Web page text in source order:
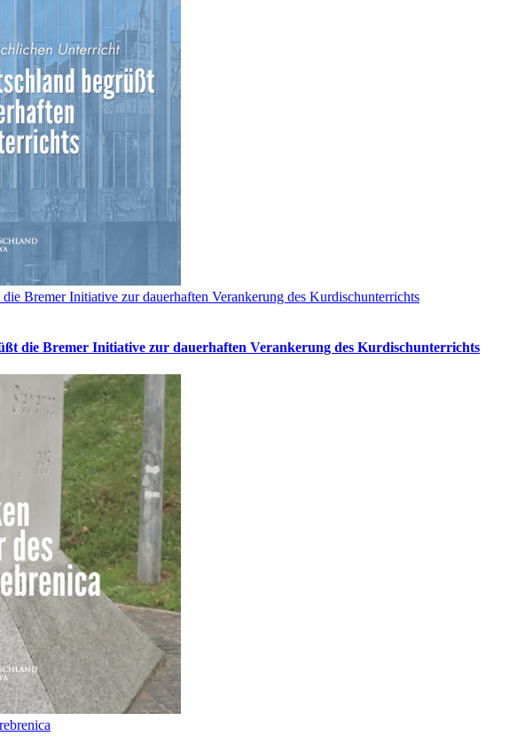
Bremer Initiative zur dauerhaften Verankerung des Kurdischunterrichts
die Bremer Initiative zur dauerhaften Verankerung des Kurdischunterrichts